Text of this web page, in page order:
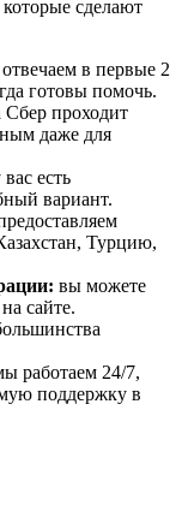
сделают
в первые 2
готовы помочь.
проходит
даже для
вас есть
вариант.
Турцию,
вы можете
сайте.
работаем 24/7,
поддержку в